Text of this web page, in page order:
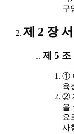
구
제 2 장
제 5 조
①
육
②
을
요
사